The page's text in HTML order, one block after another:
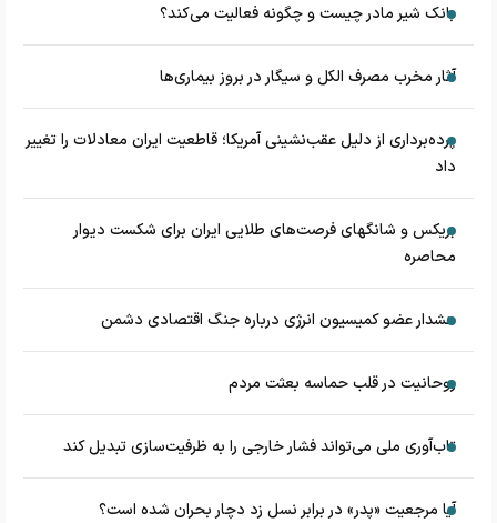
بانک شیر مادر چیست و چگونه فعالیت می‌کند؟
آثار مخرب مصرف الکل و سیگار در بروز بیماری‌ها
پرده‌برداری از دلیل عقب‌نشینی آمریکا؛ قاطعیت ایران معادلات را تغییر
داد
بریکس و شانگهای فرصت‌های طلایی ایران برای شکست دیوار
محاصره
هشدار عضو کمیسیون انرژی درباره جنگ اقتصادی دشمن
روحانیت در قلب حماسه بعثت مردم
تاب‌آوری ملی می‌تواند فشار خارجی را به ظرفیت‌سازی تبدیل کند
آیا مرجعیت «پدر» در برابر نسل زد دچار بحران شده است؟